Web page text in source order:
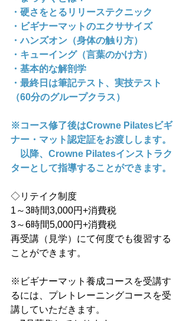
・硬さをとるリリーステクニック
・ビギナーマットのエクササイズ
・ハンズオン（身体の触り方）
・キューイング（言葉のかけ方）
・基本的な解剖学
・最終日は筆記テスト、実技テスト
（60分のグループクラス）
※コース修了後はCrowne Pilatesビギ
ナー・マット認定証をお渡しします。
以降、Crowne Pilatesインストラク
ターとして指導することができます。
◇リテイク制度
1～3時間3,000円+消費税
3～6時間5,000円+消費税
再受講（見学）にて何度でも復習する
ことができます。
※ビギナーマット養成コースを受講す
るには、プレトレーニングコースを受
講していただきます。